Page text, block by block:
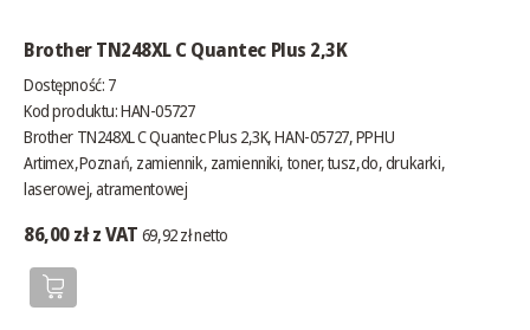
Brother TN248XL C Quantec Plus 2,3K
Dostępność: 7
Kod produktu: HAN-05727
Brother TN248XL C Quantec Plus 2,3K, HAN-05727, PPHU
Artimex,Poznań, zamiennik, zamienniki, toner, tusz,do, drukarki,
laserowej, atramentowej
86,00 zł z VAT 69,92 zł netto